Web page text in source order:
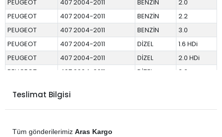
PEUGEOT
407 2004-2011 BENZİN
2.0
PEUGEOT
407 2004-2011 BENZİN
2.2
PEUGEOT
407 2004-2011 BENZİN
3.0
PEUGEOT
407 2004-2011 DİZEL
1.6 HDi
PEUGEOT
407 2004-2011 DİZEL
2.0 HDi
PEUGEOT
407 2004-2011 DİZEL
2.2
Teslimat Bilgisi
Tüm gönderilerimiz Aras Kargo